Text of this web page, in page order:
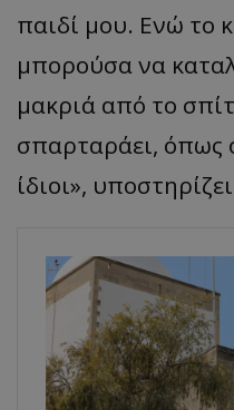
παιδί μου. Ενώ το
μπορούσα να
μακριά από το
σπαρταράει, όπως
ίδιοι»,